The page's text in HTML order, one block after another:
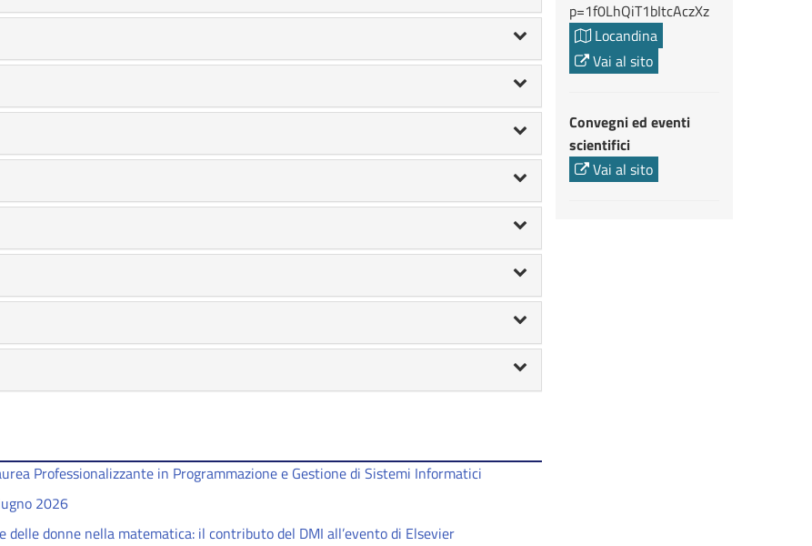
Professionalizzante in Programmazione e Gestione di Sistemi Informatici
2026
delle donne nella matematica: il contributo del DMI all’evento di Elsevier
p=1f0LhQiT1bItcAczXz
Locandina
Vai al sito
Convegni ed eventi
scientifici
Vai al sito